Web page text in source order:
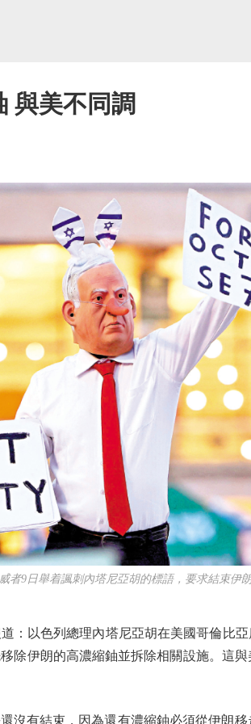
與美不同調
9日舉着諷刺內塔尼亞胡的標語，要求結束伊
以色列總理內塔尼亞胡在美國哥倫比亞
除伊朗的高濃縮鈾並拆除相關設施。這
有結束，因為還有濃縮鈾必須從伊朗移